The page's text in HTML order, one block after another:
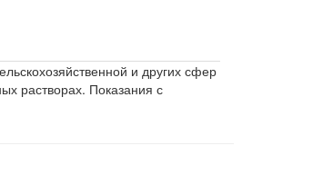
и других сфер
растворах. Показания с